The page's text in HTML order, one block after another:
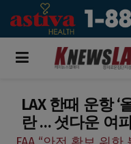
LAX 한때 운항 ‘
란 … 셧다운 여